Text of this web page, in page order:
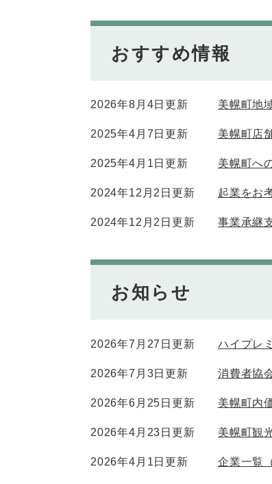
おすすめ情報
2026年8月4日更新 美幌町地
2025年4月7日更新 美幌町店
2025年4月1日更新 美幌町へ
2024年12月2日更新 起業をお
2024年12月2日更新 事業承継
お知らせ
2026年7月27日更新 ハイプレ
2026年7月3日更新 消費者協
2026年6月25日更新 美幌町内
2026年4月23日更新 美幌町観
2026年4月1日更新 企業一覧